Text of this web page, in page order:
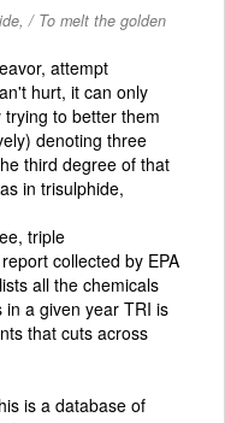
/ To melt the golden
attempt
hurt, it can only
to better them
denoting three
third degree of that
in trisulphide,
triple
collected by EPA
all the chemicals
a given year TRI is
that cuts across
is a database of